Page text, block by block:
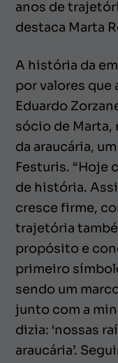
anos de
destaca Marta
A história da
por valores que
Eduardo
sócio de Marta,
da araucária,
Festuris. “Hoje
de história.
cresce firme,
trajetória
propósito e
primeiro
sendo um
junto com a
dizia: ‘nossas
araucária’.